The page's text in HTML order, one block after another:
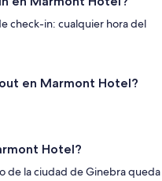
check-in: cualquier hora del
en Marmont Hotel?
Hotel?
de la ciudad de Ginebra queda